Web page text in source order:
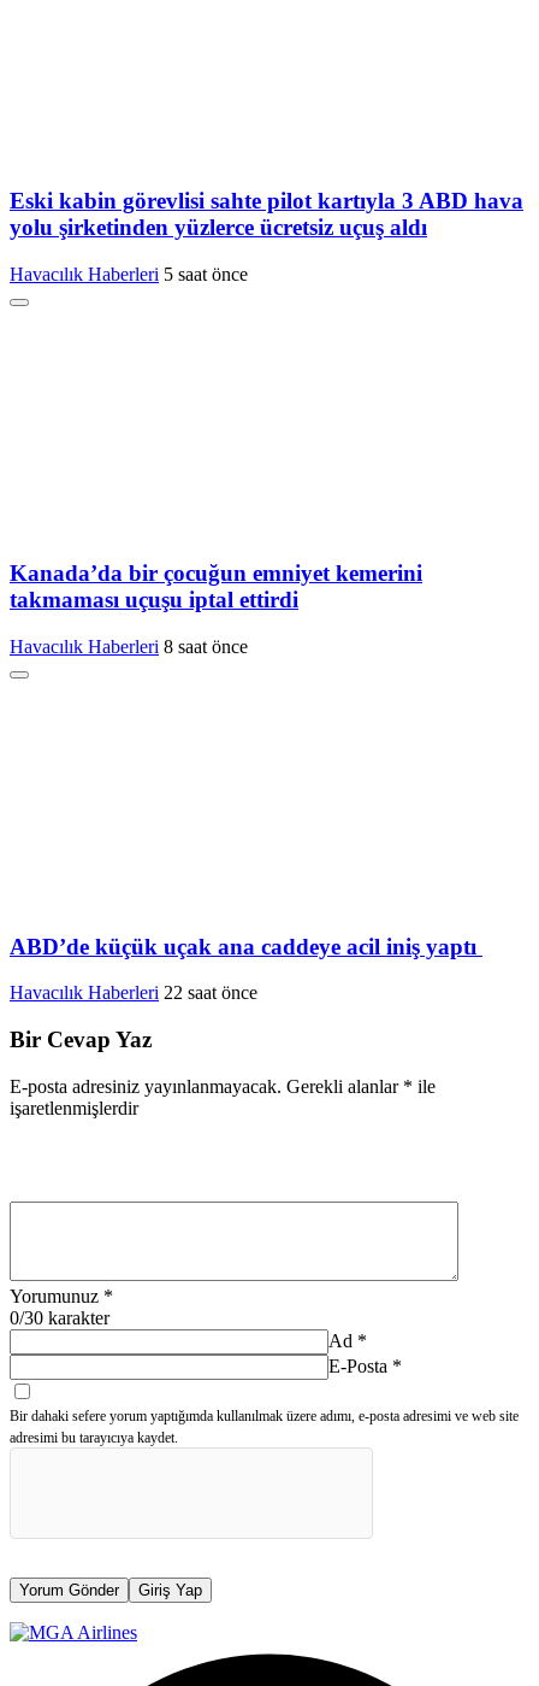
Eski kabin görevlisi sahte pilot kartıyla 3 ABD hava
yolu şirketinden yüzlerce ücretsiz uçuş aldı
Havacılık Haberleri 5 saat önce
Kanada’da bir çocuğun emniyet kemerini
takmaması uçuşu iptal ettirdi
Havacılık Haberleri 8 saat önce
ABD’de küçük uçak ana caddeye acil iniş yaptı
Havacılık Haberleri 22 saat önce
Bir Cevap Yaz
E-posta adresiniz yayınlanmayacak. Gerekli alanlar * ile
işaretlenmişlerdir
Yorumunuz *
0/30 karakter
Ad *
E-Posta *
Bir dahaki sefere yorum yaptığımda kullanılmak üzere adımı, e-posta adresimi ve web site
adresimi bu tarayıcıya kaydet.
Yorum Gönder Giriş Yap